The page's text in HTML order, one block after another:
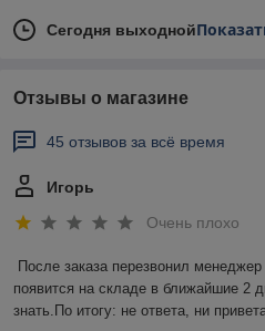
Сегодня выходной
Отзывы о магазине
45 отзывов за всё время
Игорь
Очень плохо
После заказа перезвонил
появится на складе в ближайшие 2
знать.По итогу: не ответа, ни